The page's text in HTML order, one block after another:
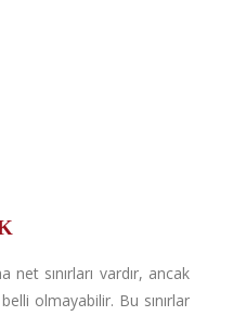
net sınırları vardır, ancak
olmayabilir. Bu sınırlar